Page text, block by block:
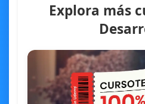
Explora más